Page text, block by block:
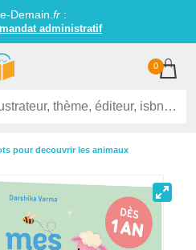
Demain. fr:
mandat administratif
0
pour decouvrir les animaux